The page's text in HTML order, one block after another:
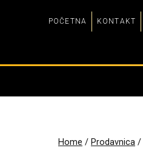
POČETNA KONTAKT
Home / Prodavnica /